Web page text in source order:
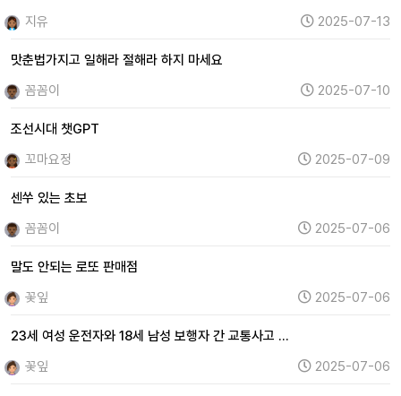
지유
2025-07-13
맛춘법가지고 일해라 절해라 하지 마세요
꼼꼼이
2025-07-10
조선시대 챗GPT
꼬마요정
2025-07-09
센쑤 있는 초보
꼼꼼이
2025-07-06
말도 안되는 로또 판매점
꽃잎
2025-07-06
23세 여성 운전자와 18세 남성 보행자 간 교통사고 …
꽃잎
2025-07-06